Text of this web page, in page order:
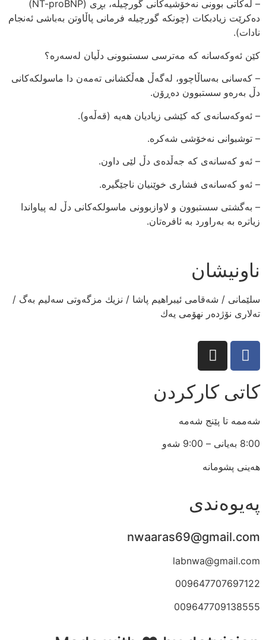
– لەکاتی بوونی نەخۆشیەکانی گورچیلە، بڕی (NT-proBNP)
دەکرێت زیادبکات (چونکە گورچیلە فرمانی پاڵاوتن بەباشی ئەنجام
نادات).
کێن ئەوکەسانە کە مەترسی سستبوونی دڵیان لەسەرە؟
– کەسانی بەساڵاچوو، لەگەڵ هەڵکشانی تەمەن دا ماسولکەکانی
دڵ بەرەو سستبوون دەڕۆن.
– ئەوکەسانەی کە کێشی زیادیان هەیە (قەڵەو).
– توشبوانی نەخۆشی شەکرە.
– ئەو کەسانەی کە جەڵدەی دڵ لێی داون.
– ئەو کەسانەی فشاری خوێنیان ناجێگیرە.
– بەگشتی سستبوون و لاوازبوونی ماسولکەکانی دڵ لە پیاواندا
زیاترە بە بەراورد بە ئافرەتان.
ناونیشان
سلێمانی / شەقامی ئیبراهیم پاشا / نزیك مزگەوتی سەلیم بەگ /
تەلاری نۆژدەر نهۆمی یەك
کاتی کارکردن
شەممە تا پێنج شەمە
8:00 بەیانی – 9:00 شەو
هەینی پشومانە
پەیوەندی
nwaaras69@gmail.com
labnwa@gmail.com
009647707697122
009647709138555